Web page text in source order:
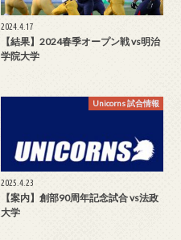
2024.4.17
【結果】2024春季オープン戦 vs明治
学院大学
Unicorns 試合情報
2025.4.23
【案内】創部90周年記念試合 vs法政
大学